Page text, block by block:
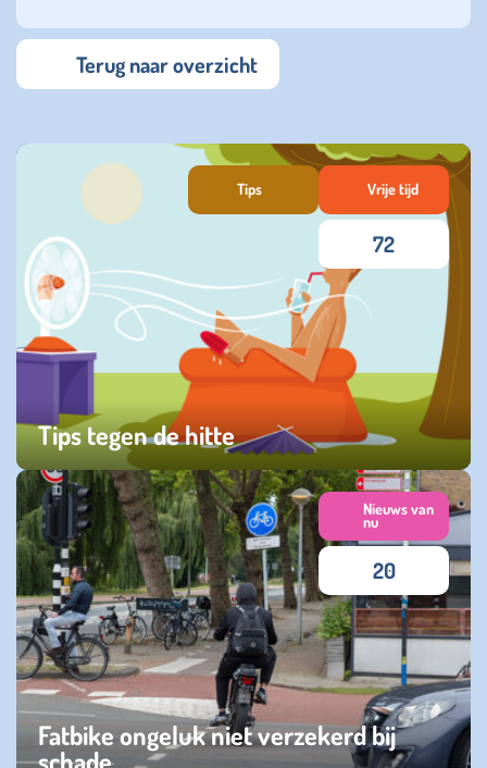
Terug naar overzicht
Tips tegen de hitte
donderdag 25 juni 2026
Tips Vrije tijd
72
Fatbike ongeluk niet verzekerd bij
schade
Nieuws van
nu
20